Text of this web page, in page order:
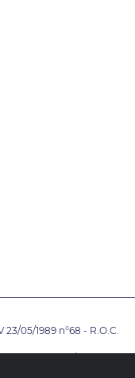
05/1989 n°68 - R.O.C.
Enrico De